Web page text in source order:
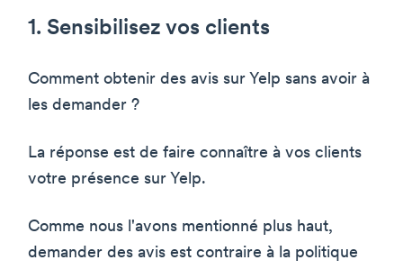
1. Sensibilisez vos clients
Comment obtenir des avis sur Yelp sans avoir à
les demander ?
La réponse est de faire connaître à vos clients
votre présence sur Yelp.
Comme nous l'avons mentionné plus haut,
demander des avis est contraire à la politique